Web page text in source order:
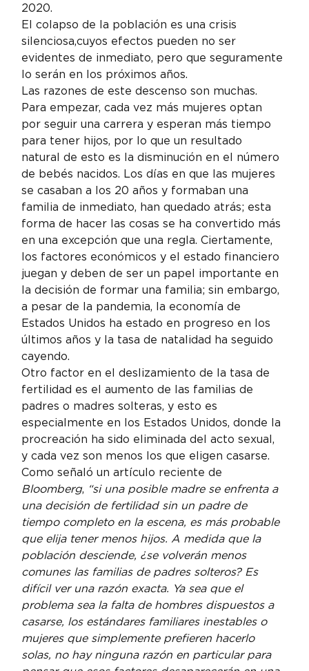
2020.
El colapso de la población es una crisis
silenciosa,cuyos efectos pueden no ser
evidentes de inmediato, pero que seguramente
lo serán en los próximos años.
Las razones de este descenso son muchas.
Para empezar, cada vez más mujeres optan
por seguir una carrera y esperan más tiempo
para tener hijos, por lo que un resultado
natural de esto es la disminución en el número
de bebés nacidos. Los días en que las mujeres
se casaban a los 20 años y formaban una
familia de inmediato, han quedado atrás; esta
forma de hacer las cosas se ha convertido más
en una excepción que una regla. Ciertamente,
los factores económicos y el estado financiero
juegan y deben de ser un papel importante en
la decisión de formar una familia; sin embargo,
a pesar de la pandemia, la economía de
Estados Unidos ha estado en progreso en los
últimos años y la tasa de natalidad ha seguido
cayendo.
Otro factor en el deslizamiento de la tasa de
fertilidad es el aumento de las familias de
padres o madres solteras, y esto es
especialmente en los Estados Unidos, donde la
procreación ha sido eliminada del acto sexual,
y cada vez son menos los que eligen casarse.
Como señaló un artículo reciente de
Bloomberg, “si una posible madre se enfrenta a
una decisión de fertilidad sin un padre de
tiempo completo en la escena, es más probable
que elija tener menos hijos. A medida que la
población desciende, ¿se volverán menos
comunes las familias de padres solteros? Es
difícil ver una razón exacta. Ya sea que el
problema sea la falta de hombres dispuestos a
casarse, los estándares familiares inestables o
mujeres que simplemente prefieren hacerlo
solas, no hay ninguna razón en particular para